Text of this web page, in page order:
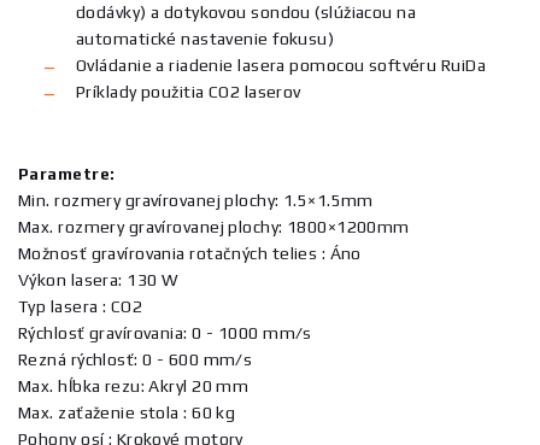
dodávky) a dotykovou sondou (slúžiacou na
automatické nastavenie fokusu)
Ovládanie a riadenie lasera pomocou softvéru RuiDa
Príklady použitia CO2 laserov
Parametre:
Min. rozmery gravírovanej plochy: 1.5×1.5mm
Max. rozmery gravírovanej plochy: 1800×1200mm
Možnosť gravírovania rotačných telies : Áno
Výkon lasera: 130 W
Typ lasera : CO2
Rýchlosť gravírovania: 0 - 1000 mm/s
Rezná rýchlosť: 0 - 600 mm/s
Max. hĺbka rezu: Akryl 20 mm
Max. zaťaženie stola : 60 kg
Pohony osí : Krokové motory